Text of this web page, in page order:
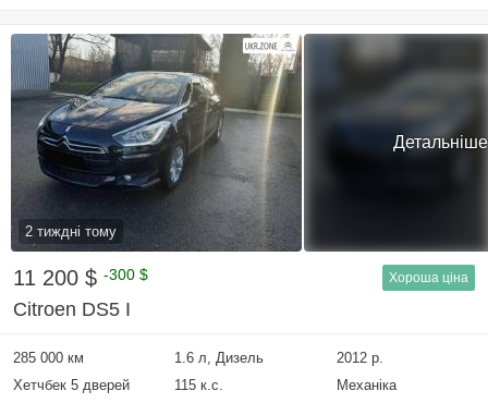
2 тиждні тому
Детальніше
11 200 $ -300 $ Хороша ціна
Citroen DS5 I
285 000 км 1.6 л, Дизель
2012 р.
Хетчбек 5 дверей
115 к.с.
Механіка